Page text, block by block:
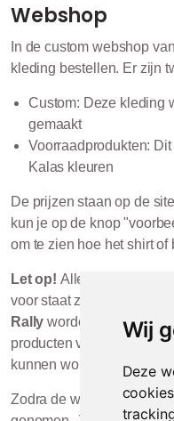
Wij
Deze
Webshop
In de custom webshop
kleding bestellen. Er zijn
Custom: Deze kleding
gemaakt
Voorraadprodukten:
Kalas kleuren
De prijzen staan op de
kun je op de knop
om te zien hoe het shirt
Let op! Alle categorieën
voor staat zijn de
Rally worden geleverd.
producten van uw
kunnen worden.
Zodra de webshop